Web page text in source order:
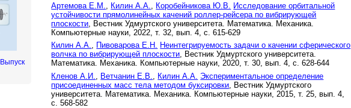
Выпуск
Артемова Е.М.
Килин А.А. Коробейникова Ю.В.
Исследование орбитальной
устойчивости прямолинейных качений роллер-рейсера по вибрирующей
плоскости , Вестник Удмуртского университета. Математика. Механика.
Компьютерные науки, 2022, т. 32, вып. 4, с. 615-629
Килин А.А., Пивоварова Е.Н. Неинтегрируемость задачи о качении сферического
волчка по вибрирующей плоскости, Вестник Удмуртского университета.
Математика. Механика. Компьютерные науки, 2020, т. 30, вып. 4, с. 628-644
Кленов А.И.
Ветчанин Е.В. Килин А.А. Экспериментальное определение
присоединенных масс тела методом буксировки , Вестник Удмуртского
университета. Математика. Механика. Компьютерные науки, 2015, т. 25, вып. 4,
с. 568-582